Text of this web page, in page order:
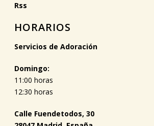
Rss
HORARIOS
Servicios de Adoración
Domingo:
11:00 horas
12:30 horas
Calle Fuendetodos, 30